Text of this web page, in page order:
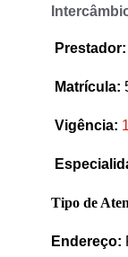
Prestador:
Matrícula:
Vigência: 1
Tipo de
Endereço: